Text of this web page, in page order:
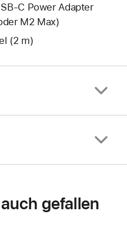
Power Adapter
M2 Max)
(2 m)
gefallen